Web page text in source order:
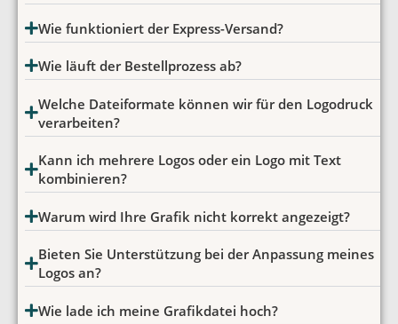
Wie funktioniert der Express-Versand?
Wie läuft der Bestellprozess ab?
Welche Dateiformate können wir für den Logodruck
verarbeiten?
Kann ich mehrere Logos oder ein Logo mit Text
kombinieren?
Warum wird Ihre Grafik nicht korrekt angezeigt?
Bieten Sie Unterstützung bei der Anpassung meines
Logos an?
Wie lade ich meine Grafikdatei hoch?